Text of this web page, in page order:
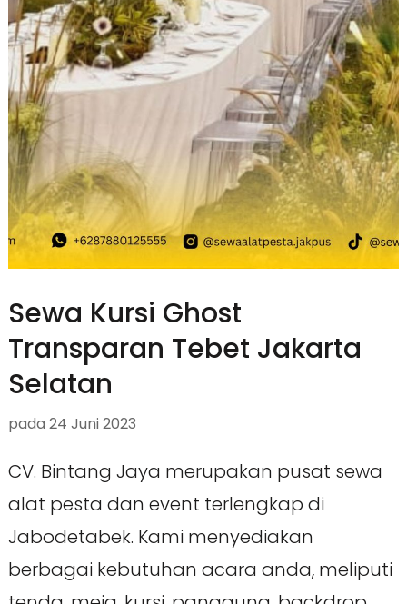
Sewa Kursi Ghost
Transparan Tebet Jakarta
Selatan
pada 24 Juni 2023
CV. Bintang Jaya merupakan pusat sewa
alat pesta dan event terlengkap di
Jabodetabek. Kami menyediakan
berbagai kebutuhan acara anda, meliputi